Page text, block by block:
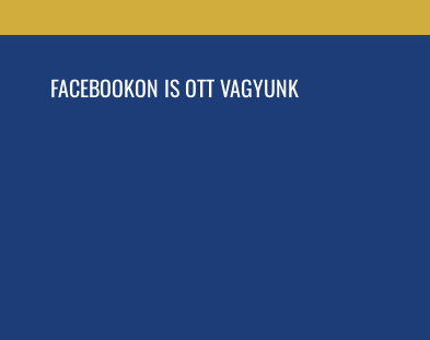
FACEBOOKON IS OTT VAGYUNK